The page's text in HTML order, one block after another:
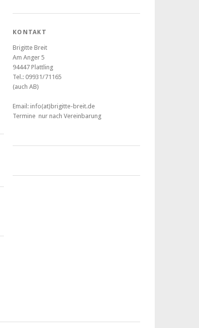
KONTAKT
Brigitte Breit
Am Anger 5
94447 Plattling
Tel.: 09931/71165
(auch AB)
Email: info(at)brigitte-breit.de
Termine nur nach Vereinbarung